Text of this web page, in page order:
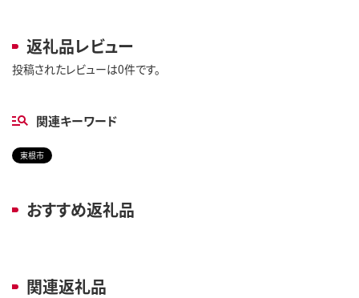
返礼品レビュー
投稿されたレビューは0件です。
関連キーワード
東根市
おすすめ返礼品
関連返礼品